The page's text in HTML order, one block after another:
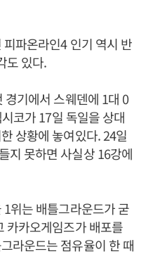
파온라인4 인기 역시 반
도 있다.
기에서 스웨덴에 1대 0
코가 17일 독일을 상대
상황에 놓여있다. 24일
지 못하면 사실상 16강에
위는 배틀그라운드가 굳
카카오게임즈가 배포를
라운드는 점유율이 한 때